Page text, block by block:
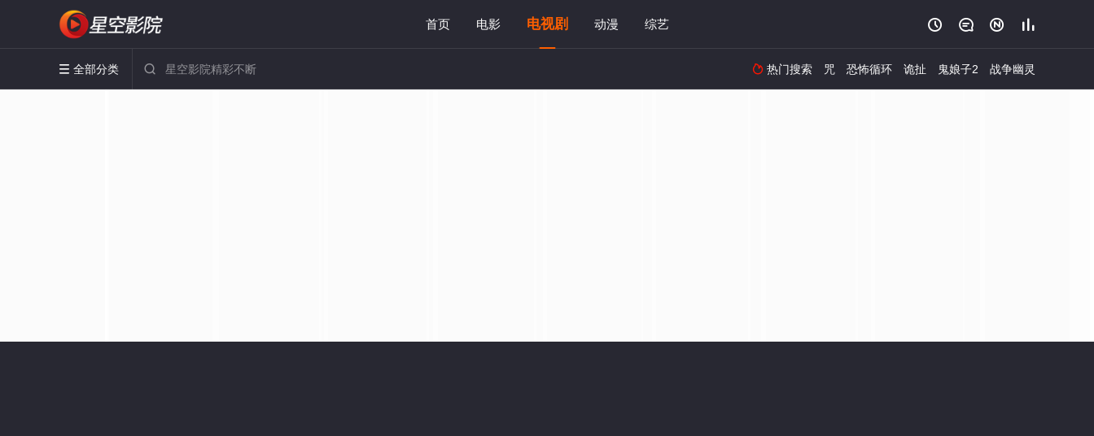
首页 电影 电视剧 动漫 综艺    
 全部分类   热门搜索 咒 恐怖循环 诡扯 鬼娘子2 战争幽灵